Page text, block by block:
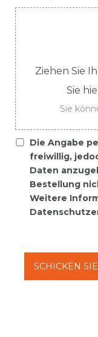
Ziehen Sie
Sie
Sie
Die Angabe
freiwillig,
Daten
Bestellung
Weitere
SCHICKEN